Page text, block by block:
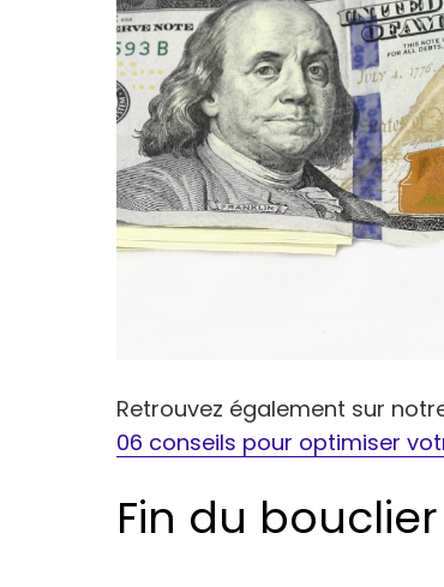
Retrouvez également sur
06 conseils pour optimiser
Fin du